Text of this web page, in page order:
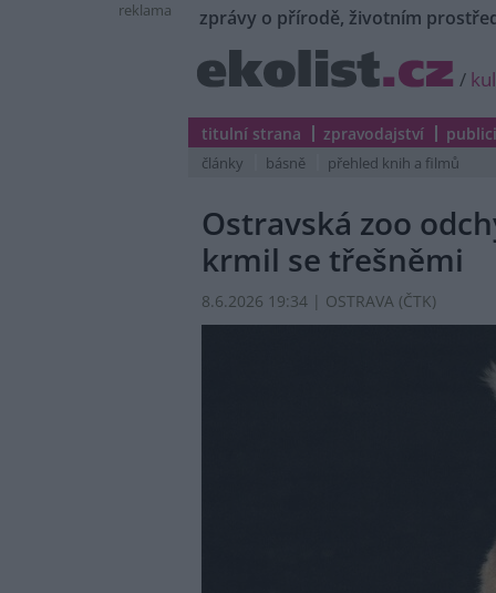
reklama zprávy o přírodě, životním
/
titulní strana zpravodajství
články básně přehled knih a filmů
Ostravská zoo
krmil se třešněmi
8.6.2026 19:34 | OSTRAVA (ČTK)